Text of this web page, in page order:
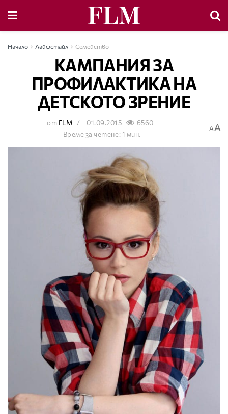
Начало Лайфстайл Семейство
КАМПАНИЯ ЗА
ПРОФИЛАКТИКА НА
ДЕТСКОТО ЗРЕНИЕ
от FLM 01.09.2015
6560
Време за четене: 1 мин.
AA